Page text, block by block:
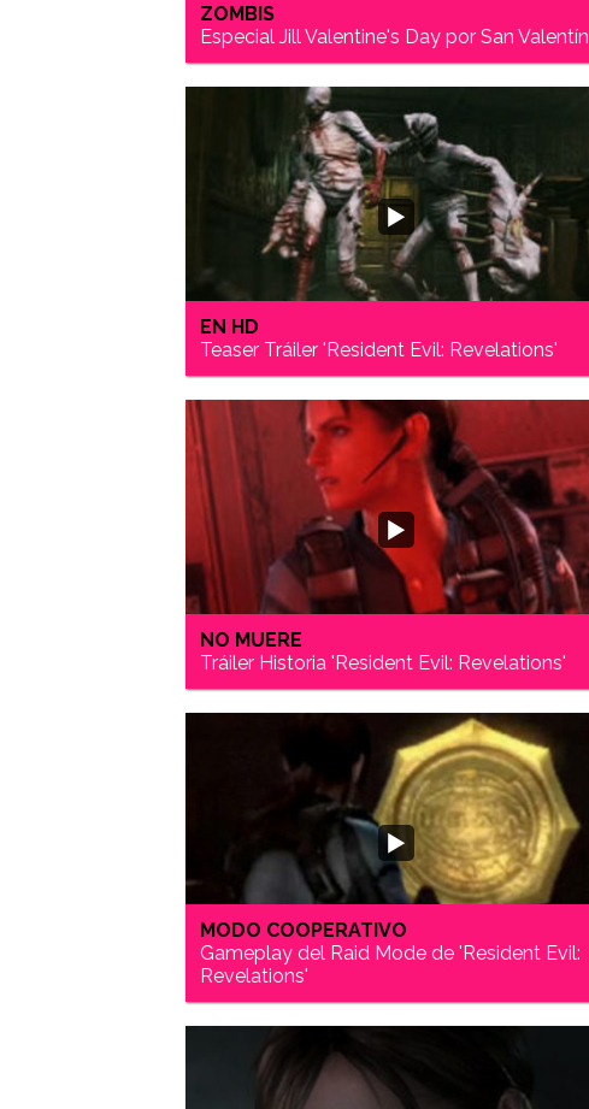
ZOMBIS
Especial Jill Valentine's Day por San Valentín
EN HD
Teaser Tráiler 'Resident Evil: Revelations'
NO MUERE
Tráiler Historia 'Resident Evil: Revelations'
MODO COOPERATIVO
Gameplay del Raid Mode de 'Resident Evil:
Revelations'